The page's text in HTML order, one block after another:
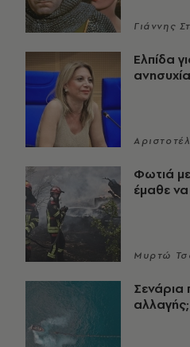
Γιάννης
Ελπίδα
Φωτιά
έμαθε να
Μυρτώ
Σενάρια
αλλαγής;